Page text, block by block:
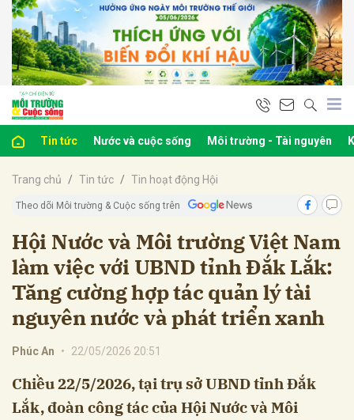
Tin tức Nước và cuộc sống Môi trường - Tài nguyên
Trang chủ Tin tức Tin hoạt động Hội
Theo dõi Môi trường & Cuộc sống trên
Hội Nước và Môi trường Việt Nam
làm việc với UBND tỉnh Đắk Lắk:
Tăng cường hợp tác quản lý tài
nguyên nước và phát triển xanh
Phúc An • 22/05/2026 20:51
Chiều 22/5/2026, tại trụ sở UBND tỉnh Đắk
Lắk, đoàn công tác của Hội Nước và Môi
luận
Hủy